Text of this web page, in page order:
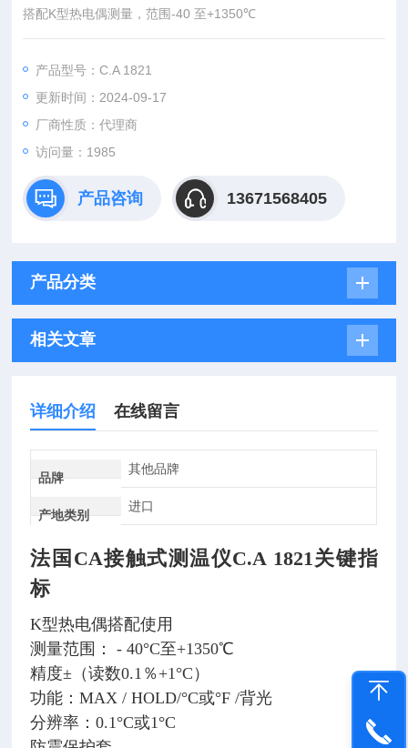
搭配K型热电偶测量，范围-40 至+1350℃
产品型号：C.A 1821
更新时间：2024-09-17
厂商性质：代理商
访问量：1985
产品咨询 13671568405
产品分类
相关文章
详细介绍 在线留言
品牌
其他品牌
产地类别
进口
法国CA接触式测温仪C.A 1821关键指
标
K型热电偶搭配使用
测量范围： - 40°C至+1350℃
精度±（读数0.1％+1°C）
功能：MAX / HOLD/°C或°F /背光
分辨率：0.1°C或1°C